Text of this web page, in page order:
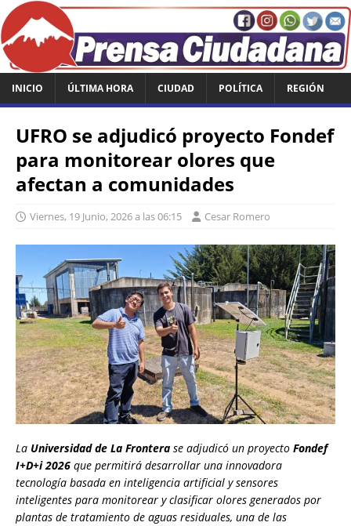
INICIO ÚLTIMA HORA CIUDAD POLÍTICA REGIÓN
UFRO se adjudicó proyecto Fondef
para monitorear olores que
afectan a comunidades
Viernes, 19 Junio, 2026 a las 06:15 Cesar Romero
La Universidad de La Frontera se adjudicó un proyecto Fondef
I+D+i 2026 que permitirá desarrollar una innovadora
tecnología basada en inteligencia artificial y sensores
inteligentes para monitorear y clasificar olores generados por
plantas de tratamiento de aguas residuales, una de las